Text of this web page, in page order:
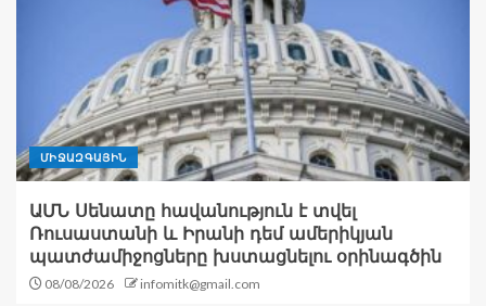
ՄԻՋԱԶԳԱՅԻՆ
ԱՄՆ Սենատը հավանություն է տվել
Ռուսաստանի և Իրանի դեմ ամերիկյան
պատժամիջոցները խստացնելու օրինագծին
08/08/2026 infomitk@gmail.com